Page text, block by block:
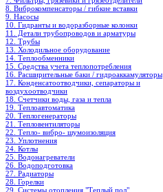
8. Виброкомпенсаторы / гибкие вставки
9. Насосы
10. Гидранты и водоразборные колонки
11. Детали трубопроводов и арматуры
12. Трубы
13. Холодильное oборудование
14. Теплообменники
15. Средства учета теплопотребления
16. Расширительные баки / гидроаккамуляторы
17. Конденсатоотводчики, сепараторы и
воздухоотводчики
18. Счетчики воды, газа и тепла
19. Теплоавтоматика
20. Теплогенераторы
21. Тепловентиляторы
22. Тепло- вибро- шумоизоляция
23. Уплотнения
24. Котлы
25. Водонагреватели
26. Водоподготовка
27. Радиаторы
28. Горелки
29. Системы отопления "Теплый пол"